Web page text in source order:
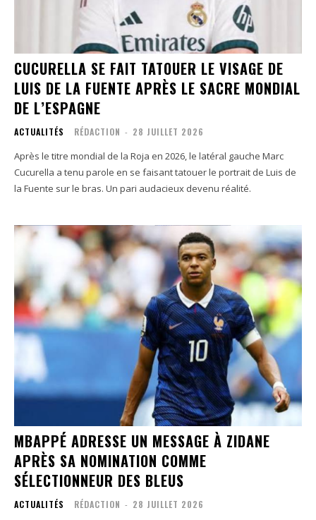
CUCURELLA SE FAIT TATOUER LE VISAGE DE
LUIS DE LA FUENTE APRÈS LE SACRE MONDIAL
DE L’ESPAGNE
ACTUALITÉS RÉDACTION - 28 JUILLET 2026
Après le titre mondial de la Roja en 2026, le latéral gauche Marc
Cucurella a tenu parole en se faisant tatouer le portrait de Luis de
la Fuente sur le bras. Un pari audacieux devenu réalité.
MBAPPÉ ADRESSE UN MESSAGE À ZIDANE
APRÈS SA NOMINATION COMME
SÉLECTIONNEUR DES BLEUS
ACTUALITÉS RÉDACTION - 28 JUILLET 2026